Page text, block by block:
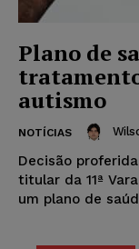
Plano de
autismo
NOTÍCIAS
Decisão
titular da 11ª
um plano de